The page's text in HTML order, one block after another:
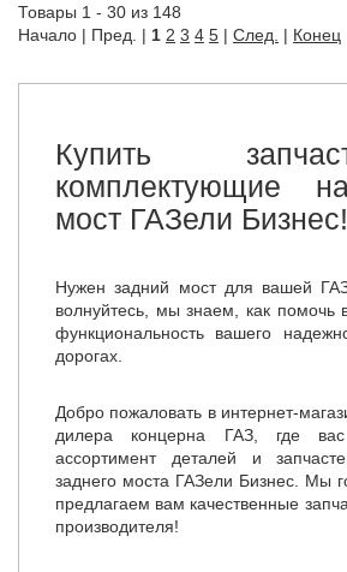
Товары 1 - 30 из 148
Начало | Пред. | 1 2 3 4 5 | След. | Конец
Купить
комплектующие
мост ГАЗели Бизнес!
Нужен задний мост для вашей
волнуйтесь, мы знаем, как помочь
функциональность вашего
дорогах.
Добро пожаловать в интернет-
дилера концерна ГАЗ, где
ассортимент деталей и
заднего моста ГАЗели Бизнес. Мы
предлагаем вам качественные
производителя!